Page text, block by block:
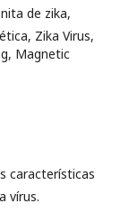
de zika,
Zika Virus,
Magnetic
características
vírus.